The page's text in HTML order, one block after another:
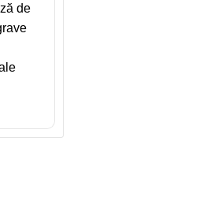
de